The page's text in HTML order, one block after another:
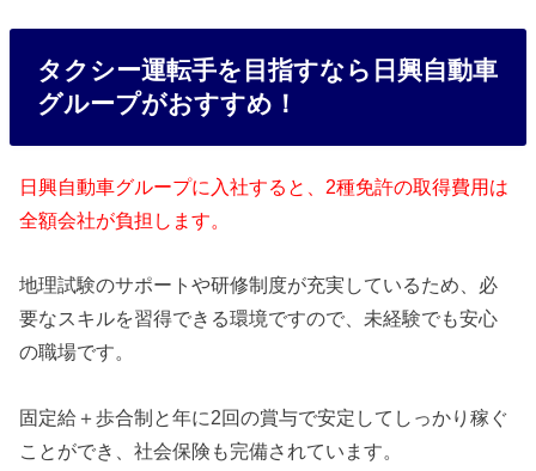
タクシー運転手を目指すなら日興自動車
グループがおすすめ！
日興自動車グループに入社すると、2種免許の取得費用は
全額会社が負担します。
地理試験のサポートや研修制度が充実しているため、必
要なスキルを習得できる環境ですので、未経験でも安心
の職場です。
固定給＋歩合制と年に2回の賞与で安定してしっかり稼ぐ
ことができ、社会保険も完備されています。